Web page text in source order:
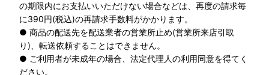
の期限内にお支払いいただけない場合などは、再度の請求毎
に390円(税込)の再請求手数料がかかります。
● 商品の配送先を配送業者の営業所止め(営業所来店引取
り)、転送依頼することはできません。
● ご利用者が未成年の場合、法定代理人の利用同意を得てく
ださい。